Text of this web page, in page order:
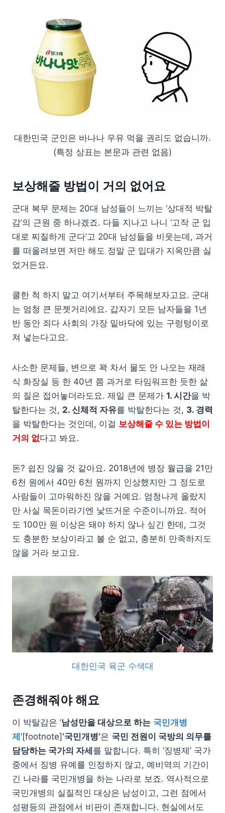
대한민국 군인은 바나나 우유 먹을 권리도 없습니까.
(특정 상표는 본문과 관련 없음)
보상해줄 방법이 거의 없어요
군대 복무 문제는 20대 남성들이 느끼는 ‘상대적 박탈
감’의 근원 중 하나겠죠. 다들 지나고 나니 ‘고작 군 입
대로 찌질하게 군다’고 20대 남성들을 비웃는데, 과거
를 떠올려보면 저만 해도 정말 군 입대가 지옥만큼 싫
었거든요.
쿨한 척 하지 말고 여기서부터 주목해보자고요. 군대
는 엄청 큰 문젯거리에요. 갑자기 모든 남자들을 1년
반 동안 죄다 사회의 가장 밑바닥에 있는 구렁텅이로
쳐 넣는다고요.
사소한 문제들, 변으로 꽉 차서 물도 안 나오는 재래
식 화장실 등 한 40년 쯤 과거로 타임워프한 듯한 삶
의 질은 접어놓더라도요. 제일 큰 문제가 1. 시간을 박
탈한다는 것, 2. 신체적 자유를 박탈한다는 것, 3. 경력
을 박탈한다는 것인데, 이걸 보상해줄 수 있는 방법이
거의 없다고 봐요.
돈? 쉽진 않을 것 같아요. 2018년에 병장 월급을 21만
6천 원에서 40만 6천 원까지 인상했지만 그 정도로
사람들이 고마워하진 않을 거예요. 엄청나게 올랐지
만 사실 목돈이라기엔 낯뜨거운 수준이니까요. 적어
도 100만 원 이상은 돼야 하지 않나 싶긴 한데, 그것
도 충분한 보상이라고 볼 순 없고, 충분히 만족하지도
않을 거라 보고요.
대한민국 육군 수색대
존경해줘야 해요
이 박탈감은 ‘남성만을 대상으로 하는 국민개병
제 ‘[footnote] ‘국민개병’은 국민 전원이 국방의 의무를
담당하는 국가의 자세 를 말합니다. 특히 ‘징병제’ 국가
중에서 징병 유예를 인정하지 않고, 예비역의 기간이
긴 나라를 국민개병을 하는 나라로 보죠. 역사적으로
국민개병의 실질적인 대상은 남성이고, 그런 점에서
성평등의 관점에서 비판이 존재합니다. 현실에서도